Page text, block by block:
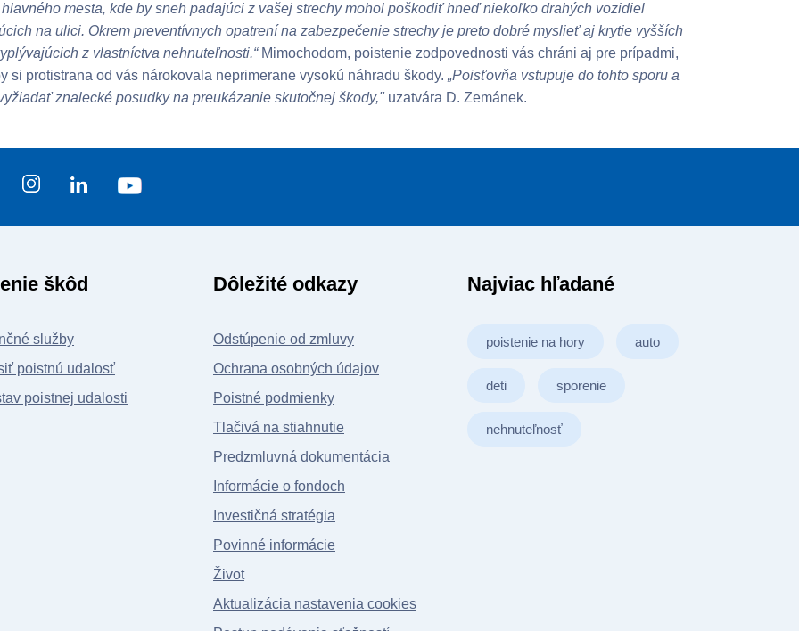
mesta, kde by sneh padajúci z vašej strechy mohol poškodiť hneď niekoľko drahých vozidiel
na ulici. Okrem preventívnych opatrení na zabezpečenie strechy je preto dobré myslieť aj krytie vyšších
z vlastníctva nehnuteľnosti.“Mimochodom, poistenie zodpovednosti vás chráni aj pre prípadmi,
si protistrana od vás nárokovala neprimerane vysokú náhradu škody. „Poisťovňa vstupuje do tohto sporu a
znalecké posudky na preukázanie skutočnej škody,"uzatvára D. Zemánek.
škôd
služby
poistnú udalosť
poistnej udalosti
Dôležité odkazy
Odstúpenie od zmluvy
Ochrana osobných údajov
Poistné podmienky
Tlačivá na stiahnutie
Predzmluvná dokumentácia
Informácie o fondoch
Investičná stratégia
Povinné informácie
Život
Aktualizácia nastavenia cookies
Najviac hľadané
poistenie na hory auto
deti sporenie
nehnuteľnosť